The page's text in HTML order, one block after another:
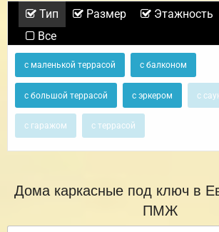
Тип Размер Этажность
Все
с маленькой террасой с балконом
с большой террасой с эркером с
с гаражом с террасой
Дома каркасные под ключ в
ПМЖ